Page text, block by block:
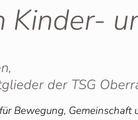
Kinder-
der TSG
Bewegung,